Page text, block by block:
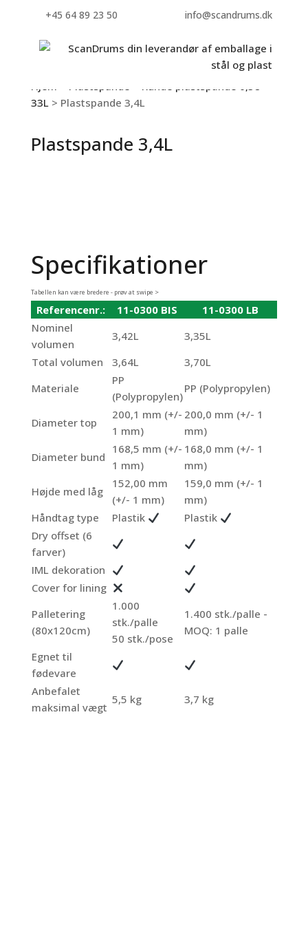
+45 64 89 23 50 info@scandrums.dk
Hjem Plastspande
Runde plastspande 0,58 -
33L> Plastspande 3,4L
Plastspande 3,4L
Specifikationer
Tabellen kan være bredere - prøv at swipe >
Referencenr.: 11-0300 BIS
11-0300 LB
Nominel
volumen
3,42L
3,35L
Total volumen
3,64L
3,70L
Materiale
PP
(Polypropylen)
PP (Polypropylen)
Diameter top
200,1 mm (+/-
1 mm)
200,0 mm (+/- 1
mm)
Diameter bund
168,5 mm (+/-
1 mm)
168,0 mm (+/- 1
mm)
Højde med låg
152,00 mm
(+/- 1 mm)
159,0 mm (+/- 1
mm)
Håndtag type
Plastik
Plastik
Dry offset (6
farver)
IML dekoration
Cover for lining
Palletering
(80x120cm)
1.000
stk./palle
50 stk./pose
1.400 stk./palle -
MOQ: 1 palle
Egnet til
fødevare
Anbefalet
maksimal vægt
5,5 kg 3,7 kg